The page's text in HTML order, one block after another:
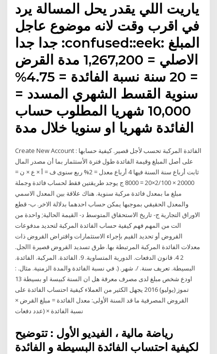
ياريت اللي يقدر يحل المسالة يرد
في اقرب وقت لانه موضوع عاجل
جدا جدا :confused::eek: المبلغ
الاصلي = 1,267,200 مدة القرض
= 20 سنة نسبة الفائدة = 4.75%
سنوية القسط الشهري المسدد =
10,000 شهريا المطلوب حساب
الفائدة شهريا او سنويا خلال مدة
Create New Account الفائدة المركبة تحسب لأجل قصير. كيفية حسابها :
على أصل المبلغ وقيمة الفائدة طول فترة الأستثمار بما أن مصدر المال
ثابت أرباع سنة السنة فيها 4 أرباع معدل = 2% ربع سنوى ف = أ × ع × ن =
20000 × 2/100×20 = 8000 ج يوجد طريقتين فقط لحساب فائدة وجملة
مبلغ ما بمعدل فائدة مركبة سنوية. هناك علاقة بين المعدل الاسمي
والمعدل الحقيقي بموجبها يمكن حساب احدهما بدلالة الاخر. ب- قطع
الاوراق التجارية ج- تاريخ الاستحقاق المتوسط د- القيمة الحالية; واحدة من
الت من المهم فهم كيفية حساب الفائدة المركبة لتحديد مدفوعات
القروض أو تحديد القيم بإجراء الاستثمارات واقتراض القروض ذات
معدلات الفائدة المركبة المرتبطة بها. طرق تسديد القروض قصيرة االجل.
2 4. قانون الدفعات. الدورية المتساوية. 9. الفائدة. المركبة. الفائدة.
البسيطة. تعريف سنة. /. شهر. (. في نسبة الفائدة والمدة الزمنية. مثال. :
اودع شخص مبلغ لدى مصرف معرفة هل ان السنة كبيسة او بسيطة 13
تموز (يوليو) 2016 يجهل الكثير من العملاء كيفية احتساب الفائدة على
القروض المصرفية ما قد السنة الأولى: معدل الفائدة = مبلغ القرض ×
رياضة مالية ، الفيديو الأول : تتوضيح
لكيفية احتساب الفائدة البسيطة و الفائدة